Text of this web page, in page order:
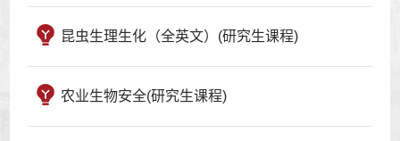
昆虫生理生化（全英文）(研究生课程)
农业生物安全(研究生课程)